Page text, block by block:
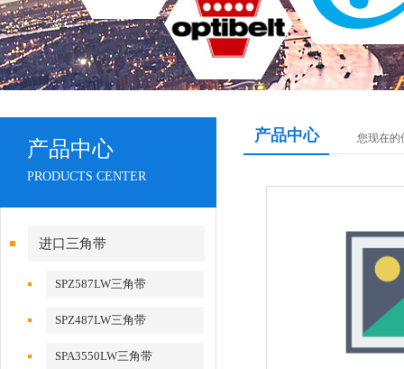
产品中心
PRODUCTS CENTER
进口三角带
SPZ587LW三角带
SPZ487LW三角带
SPA3550LW三角带
产品中心 您现在的